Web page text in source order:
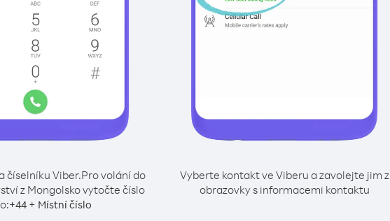
číselníku Viber.Pro volání do
z Mongolsko vytočte číslo
+44 + Místní číslo
Vyberte kontakt ve Viberu a zavolejte jim z
obrazovky s informacemi kontaktu